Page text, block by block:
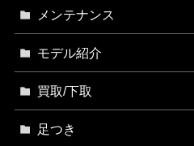
メンテナンス
モデル紹介
買取/下取
足つき